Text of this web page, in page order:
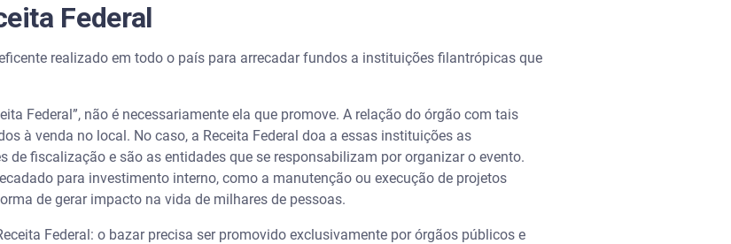
Federal
realizado em todo o país para arrecadar fundos a instituições filantrópicas que
Federal”, não é necessariamente ela que promove. A relação do órgão com tais
à venda no local. No caso, a Receita Federal doa a essas instituições as
de fiscalização e são as entidades que se responsabilizam por organizar o evento.
para investimento interno, como a manutenção ou execução de projetos
de gerar impacto na vida de milhares de pessoas.
Federal: o bazar precisa ser promovido exclusivamente por órgãos públicos e